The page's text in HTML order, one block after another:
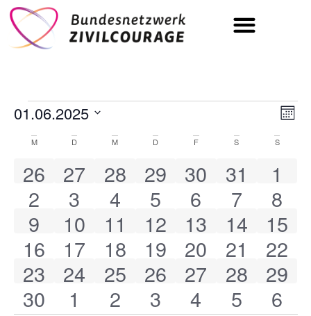
01.06.2025
wählen.
Kalender
von
Veranstaltungen
M D M D F S S
0 Veranstaltungen
26 0 Veranstaltungen
27 0 Veranstaltungen
28 0 Veranstaltungen
29 0
30 0
31 0
1
0 Veranstaltungen
2 0 Veranstaltungen
3 1 Veranstaltung
4 0 Veranstaltungen
5 0
6 0
7 0
8
0 Veranstaltungen
9 0 Veranstaltungen
10 0 Veranstaltungen
11 0 Veranstaltungen
12 0
13 0
14 0
15
0 Veranstaltungen
16 0 Veranstaltungen
17 0 Veranstaltungen
18 0 Veranstaltungen
19 0
20 0
21 0
22
1 Veranstaltung
23 2 Veranstaltungen
24 0 Veranstaltungen
25 0 Veranstaltungen
26 0
27 0
28 0
29
0 Veranstaltungen
30 0 Veranstaltungen
1 1 Veranstaltung
2 0 Veranstaltungen
3 0
4 0
5 0
6